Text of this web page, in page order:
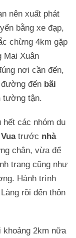
nên xuất phát
bằng xe đạp,
chừng 4km gặp
Mai Xuân
nơi cần đến,
đến bãi
tường tận.
hết các nhóm du
trước nhà
chân, vừa để
trang cũng như
Hành trình
rồi đến thôn
2km nữa